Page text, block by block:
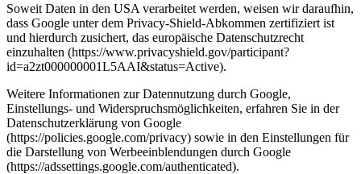
Soweit Daten in den USA verarbeitet werden, weisen wir daraufhin,
dass Google unter dem Privacy-Shield-Abkommen zertifiziert ist
und hierdurch zusichert, das europäische Datenschutzrecht
einzuhalten (https://www.privacyshield.gov/participant?
id=a2zt000000001L5AAI&status=Active).
Weitere Informationen zur Datennutzung durch Google,
Einstellungs- und Widerspruchsmöglichkeiten, erfahren Sie in der
Datenschutzerklärung von Google
(https://policies.google.com/privacy) sowie in den Einstellungen für
die Darstellung von Werbeeinblendungen durch Google
(https://adssettings.google.com/authenticated).